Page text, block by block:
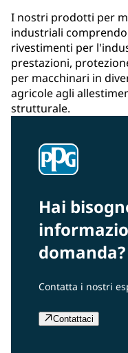
I nostri prodotti per
industriali
rivestimenti per
prestazioni,
per macchinari in
agricole agli
strutturale.
Hai
domanda?
Contatta i nostri
Contattaci